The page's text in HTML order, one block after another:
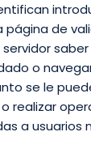
página de
o
se le
realizar
a usuarios